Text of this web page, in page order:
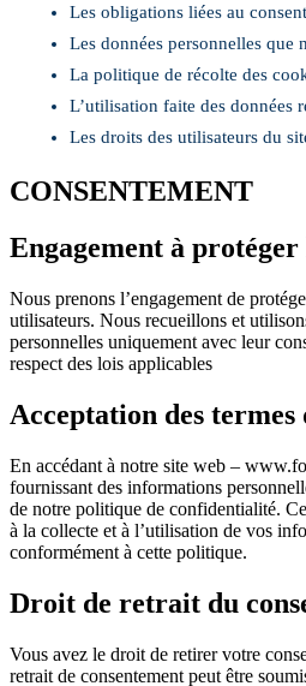
Les obligations liées au
Les données personnelles que
La politique de récolte des
L’utilisation faite des données
Les droits des utilisateurs du
CONSENTEMENT
Engagement à
Nous prenons l’engagement de
utilisateurs. Nous recueillons et
personnelles uniquement avec leur
respect des lois applicables
Acceptation des
En accédant à notre site web –
fournissant des informations
de notre politique de confidentialité.
à la collecte et à l’utilisation de vos
conformément à cette politique.
Droit de retrait du
Vous avez le droit de retirer votre
retrait de consentement peut être